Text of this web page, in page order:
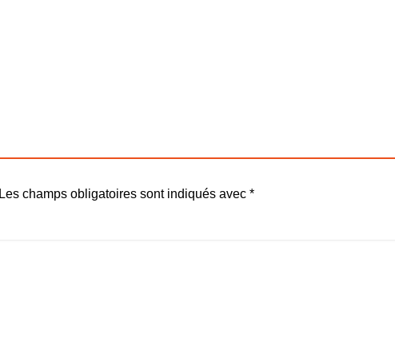
Les champs obligatoires sont indiqués avec *